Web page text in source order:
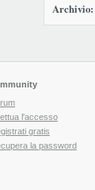
Archivio:
l'accesso
gratis
la password